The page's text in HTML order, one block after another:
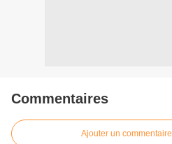
Commentaires
Ajouter un commentaire